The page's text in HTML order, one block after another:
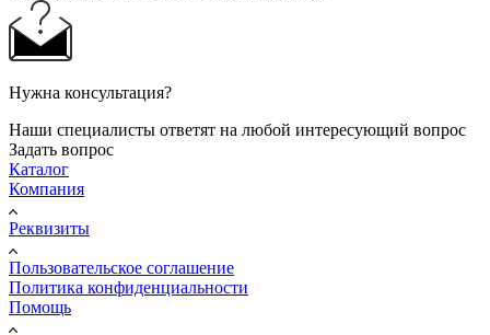
Нужна консультация?
Наши специалисты ответят на любой интересующий вопрос
Задать вопрос
Каталог
Компания
Реквизиты
Пользовательское соглашение
Политика конфиденциальности
Помощь